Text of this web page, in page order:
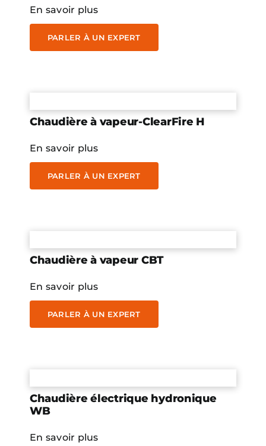
En savoir plus
PARLER À UN EXPERT
Chaudière à vapeur-ClearFire H
En savoir plus
PARLER À UN EXPERT
Chaudière à vapeur CBT
En savoir plus
PARLER À UN EXPERT
Chaudière électrique hydronique
WB
En savoir plus